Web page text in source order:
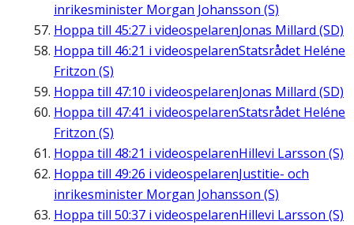
inrikesminister Morgan Johansson (S)
Hoppa till 45:27 i videospelarenJonas Millard (SD)
Hoppa till 46:21 i videospelarenStatsrådet Heléne
Fritzon (S)
Hoppa till 47:10 i videospelarenJonas Millard (SD)
Hoppa till 47:41 i videospelarenStatsrådet Heléne
Fritzon (S)
Hoppa till 48:21 i videospelarenHillevi Larsson (S)
Hoppa till 49:26 i videospelarenJustitie- och
inrikesminister Morgan Johansson (S)
Hoppa till 50:37 i videospelarenHillevi Larsson (S)